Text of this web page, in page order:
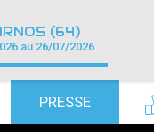
PRESSE
(64)
au 26/07/2026